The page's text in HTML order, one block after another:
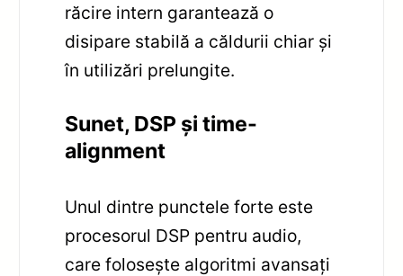
răcire intern garantează o
disipare stabilă a căldurii chiar și
în utilizări prelungite.
Sunet, DSP și time-
alignment
Unul dintre punctele forte este
procesorul DSP pentru audio,
care folosește algoritmi avansați